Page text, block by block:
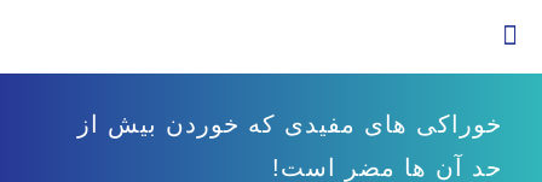
خوراکی های مفیدی که خوردن بیش از
حد آن ها مضر است!